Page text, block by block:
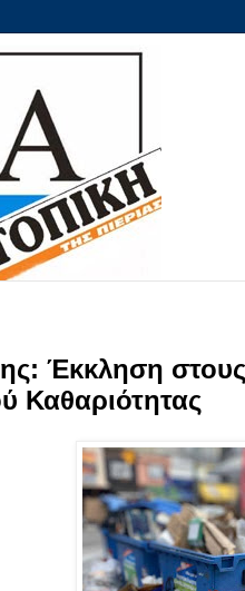
Έκκληση
Καθαριότητας